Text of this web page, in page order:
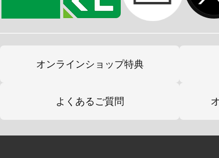
オンラインショップ特典
よくあるご質問